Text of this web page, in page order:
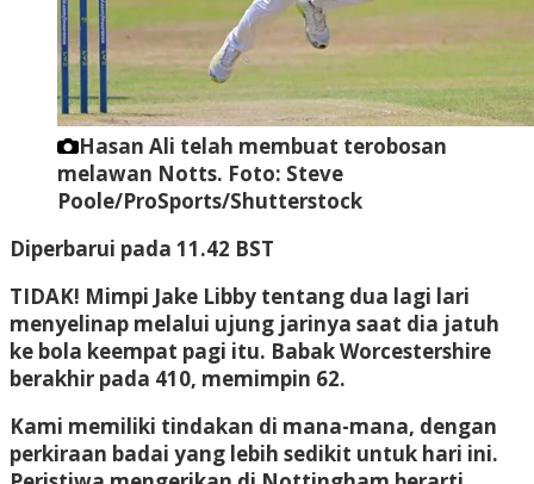
Hasan Ali telah membuat terobosan
melawan Notts. Foto: Steve
Poole/ProSports/Shutterstock
Diperbarui pada 11.42 BST
TIDAK! Mimpi Jake Libby tentang dua lagi lari
menyelinap melalui ujung jarinya saat dia jatuh
ke bola keempat pagi itu. Babak Worcestershire
berakhir pada 410, memimpin 62.
Kami memiliki tindakan di mana-mana, dengan
perkiraan badai yang lebih sedikit untuk hari ini.